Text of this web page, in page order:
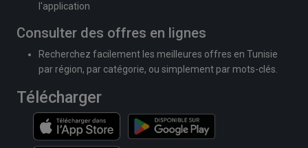
l'application
Consulter des offres en lignes
Recherchez facilement les meilleures offres en Tunisie
par région, par catégorie, ou simplement par mots-clés.
Télécharger